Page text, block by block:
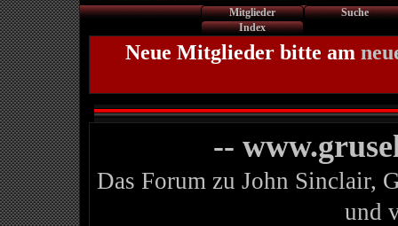
Mitglieder
Suche
Index
Neue Mitglieder bitte am
--
Das Forum zu John Sinclair,
und